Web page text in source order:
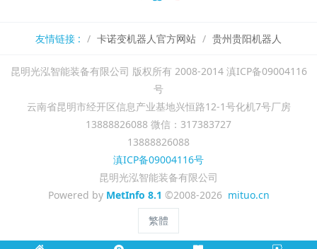
友情链接 : 卡诺变机器人官方网站 贵州贵阳机器人
昆明光泓智能装备有限公司 版权所有 2008-2014 滇ICP备09004116
号
云南省昆明市经开区信息产业基地兴恒路12-1号化机7号厂房
13888826088 微信：317383727
13888826088
滇ICP备09004116号
昆明光泓智能装备有限公司
Powered by MetInfo 8.1 ©2008-2026 mituo.cn
繁體